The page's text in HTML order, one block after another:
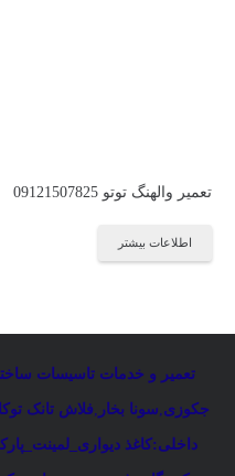
تعمیر والهنگ توتو 09121507825
اطلاعات بیشتر
تعمیر و خدمات تاسیسات
جکوزی سونا بخار فلاش تانک
داخلی:کاغذ